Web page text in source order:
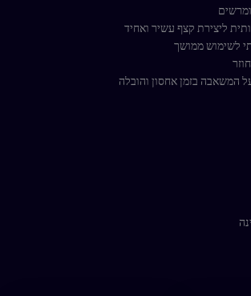
ליצירת קצף עשיר ואחיד
לשימוש ממושך
המשאבה בזמן אחסון והובלה